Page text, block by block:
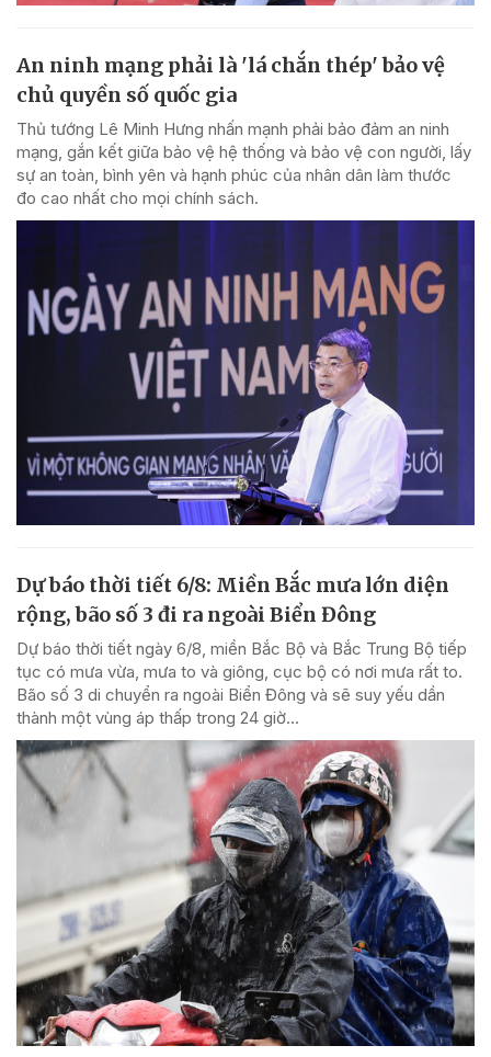
An ninh mạng phải là 'lá chắn thép' bảo vệ
chủ quyền số quốc gia
Thủ tướng Lê Minh Hưng nhấn mạnh phải bảo đảm an ninh
mạng, gắn kết giữa bảo vệ hệ thống và bảo vệ con người, lấy
sự an toàn, bình yên và hạnh phúc của nhân dân làm thước
đo cao nhất cho mọi chính sách.
Dự báo thời tiết 6/8: Miền Bắc mưa lớn diện
rộng, bão số 3 đi ra ngoài Biển Đông
Dự báo thời tiết ngày 6/8, miền Bắc Bộ và Bắc Trung Bộ tiếp
tục có mưa vừa, mưa to và giông, cục bộ có nơi mưa rất to.
Bão số 3 di chuyển ra ngoài Biển Đông và sẽ suy yếu dần
thành một vùng áp thấp trong 24 giờ...